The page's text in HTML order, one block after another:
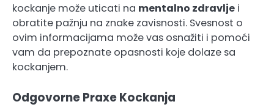
kockanje može uticati na mentalno zdravlje i
obratite pažnju na znake zavisnosti. Svesnost o
ovim informacijama može vas osnažiti i pomoći
vam da prepoznate opasnosti koje dolaze sa
kockanjem.
Odgovorne Praxe Kockanja